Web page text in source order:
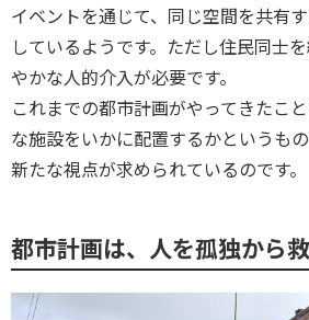
イベントを通じて、同じ空間を共有
しているようです。ただし住民同士
やかな人的介入が必要です。
これまでの都市計画がやってきたこ
な施設をいかに配置するかというもの
新たな視点が求められているのです。
都市計画は、人を孤独から